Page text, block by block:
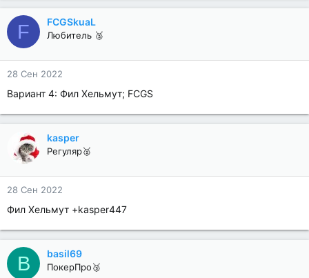
F FCGSkuaL
Любитель 🥈
28 Сен 2022
Вариант 4: Фил Хельмут; FCGS
kasper
Регуляр🥈
28 Сен 2022
Фил Хельмут +kasper447
B basil69
ПокерПро🥉